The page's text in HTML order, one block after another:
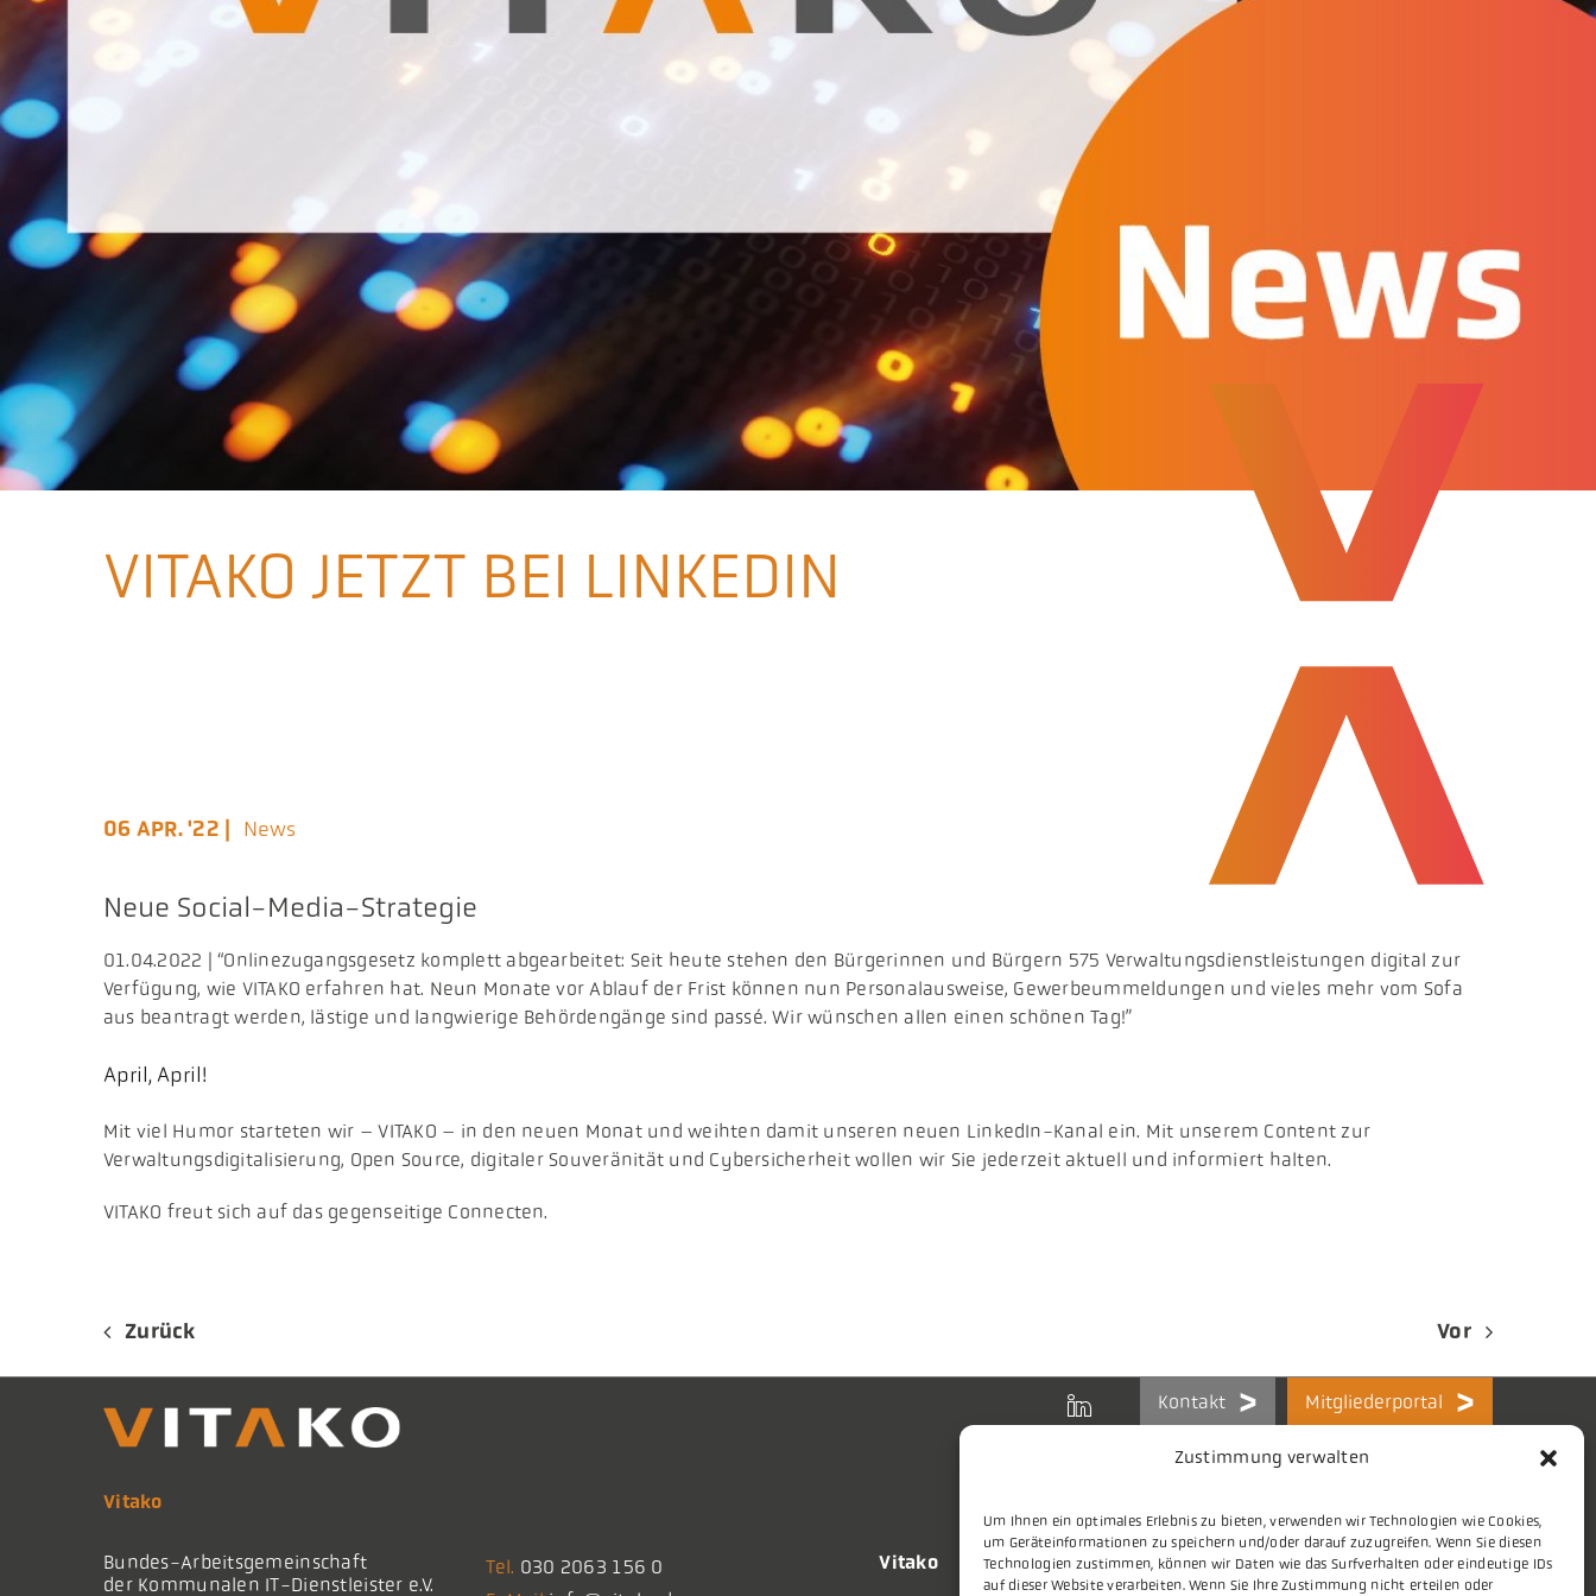
Zustimmung verwalten
Um Ihnen ein optimales Erlebnis zu bieten, verwenden wir Technologien wie Cookies,
um Geräteinformationen zu speichern und/oder darauf zuzugreifen. Wenn Sie diesen
Technologien zustimmen, können wir Daten wie das Surfverhalten oder eindeutige IDs
auf dieser Website verarbeiten. Wenn Sie Ihre Zustimmung nicht erteilen oder
VITAKO JETZT BEI LINKEDIN
06 APR. '22 | News
Neue Social-Media-Strategie
​01.04.2022 | “Onlinezugangsgesetz komplett abgearbeitet: Seit heute stehen den Bürgerinnen und Bürgern 575 Verwaltungsdienstleistungen digital zur
Verfügung, wie VITAKO erfahren hat. Neun Monate vor Ablauf der Frist können nun Personalausweise, Gewerbeummeldungen und vieles mehr vom Sofa
aus beantragt werden, lästige und langwierige Behördengänge sind passé. Wir wünschen allen einen schönen Tag!”
April, April!
​Mit viel Humor starteten wir – VITAKO – in den neuen Monat und weihten damit unseren neuen LinkedIn-Kanal ein. Mit unserem Content zur
Verwaltungsdigitalisierung, Open Source, digitaler Souveränität und Cybersicherheit wollen wir Sie jederzeit aktuell und informiert halten.
VITAKO freut sich auf das gegenseitige Connecten.
Zurück Vor
Kontakt Mitgliederportal
Vitako
Bundes-Arbeitsgemeinschaft
der Kommunalen IT-Dienstleister e.V.
Tel. 030 2063 156 0
Vitako
Themen
Stellenmarkt